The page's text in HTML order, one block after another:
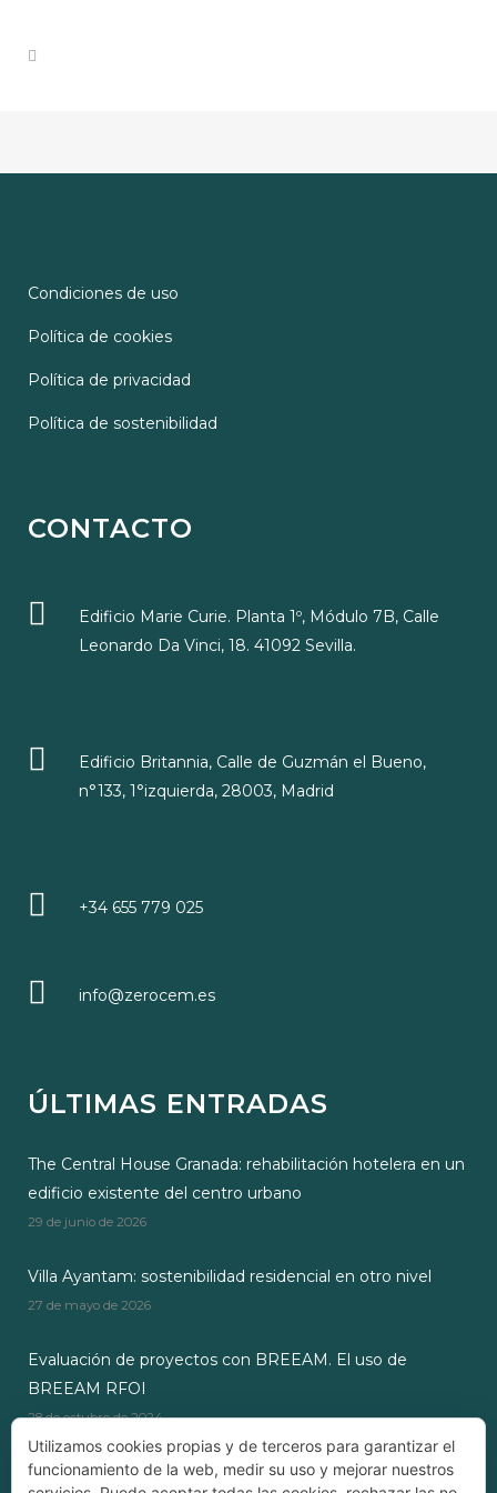
Condiciones de uso
Política de cookies
Política de privacidad
Política de sostenibilidad
CONTACTO
Edificio Marie Curie. Planta 1º, Módulo 7B, Calle
Leonardo Da Vinci, 18. 41092 Sevilla.
Edificio Britannia, Calle de Guzmán el Bueno,
n°133, 1°izquierda, 28003, Madrid
+34 655 779 025
info@zerocem.es
ÚLTIMAS ENTRADAS
The Central House Granada: rehabilitación hotelera en un
edificio existente del centro urbano
29 de junio de 2026
Villa Ayantam: sostenibilidad residencial en otro nivel
27 de mayo de 2026
Evaluación de proyectos con BREEAM. El uso de
BREEAM RFOI
28 de octubre de 2024
Utilizamos cookies propias y de terceros para garantizar el
funcionamiento de la web, medir su uso y mejorar nuestros